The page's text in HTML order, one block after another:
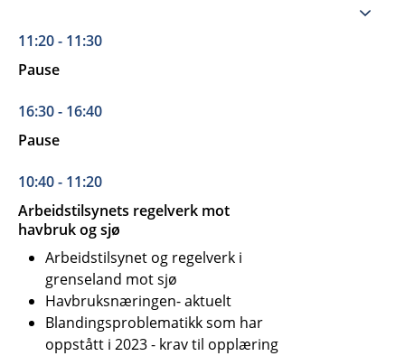
11:20 - 11:30
Pause
16:30 - 16:40
Pause
10:40 - 11:20
Arbeidstilsynets regelverk mot
havbruk og sjø
Arbeidstilsynet og regelverk i
grenseland mot sjø
Havbruksnæringen- aktuelt
Blandingsproblematikk som har
oppstått i 2023 - krav til opplæring